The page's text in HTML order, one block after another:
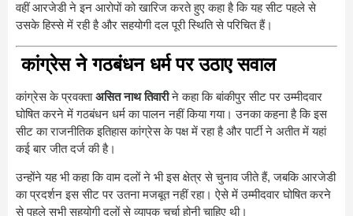
वहीं आरजेडी ने इन आरोपों को खारिज करते हुए कहा है कि यह सीट पहले से
उसके हिस्से में रही है और सहयोगी दल पूरी स्थिति से परिचित हैं।
कांग्रेस ने गठबंधन धर्म पर उठाए सवाल
कांग्रेस के प्रवक्ताअसित नाथ तिवारीने कहा कि बांकीपुर सीट पर उम्मीदवार
घोषित करने में गठबंधन धर्म का पालन नहीं किया गया। उनका कहना है कि इस
सीट का राजनीतिक इतिहास कांग्रेस के पक्ष में रहा है और पार्टी ने अतीत में यहां
कई बार जीत दर्ज की है।
उन्होंने यह भी कहा कि वाम दलों ने भी इस क्षेत्र से चुनाव जीते हैं, जबकि आरजेडी
का प्रदर्शन इस सीट पर उतना मजबूत नहीं रहा। ऐसे में उम्मीदवार घोषित करने
से पहले सभी सहयोगी दलों से व्यापक चर्चा होनी चाहिए थी।